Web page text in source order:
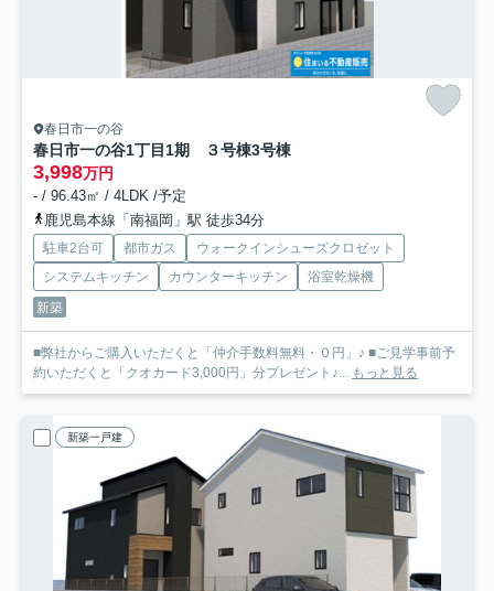
春日市一の谷
春日市一の谷1丁目1期 ３号棟3号棟
3,998万円
- / 96.43㎡ / 4LDK /予定
鹿児島本線「南福岡」駅 徒歩34分
駐車2台可 都市ガス
ウォークインシューズクロゼット
システムキッチン
カウンターキッチン
浴室乾燥機
新築
■弊社からご購入いただくと「仲介手数料無料・０円」♪ ■ご見学事前予
約いただくと「クオカード3,000円」分プレゼント♪... もっと見る
新築一戸建